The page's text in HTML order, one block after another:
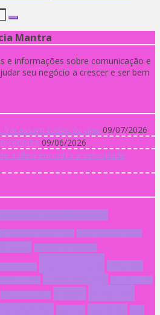
Mantra
e informações sobre comunicação e
seu negócio a crescer e ser bem
fracassam todos os dias 09/07/2026
09/06/2026
a ideia encontra a velocidade